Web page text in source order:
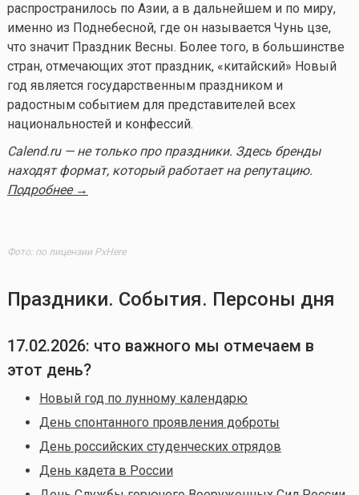
распространилось по Азии, а в дальнейшем и по миру,
именно из Поднебесной, где он называется Чунь цзе,
что значит Праздник Весны. Более того, в большинстве
стран, отмечающих этот праздник, «китайский» Новый
год является государственным праздником и
радостным событием для представителей всех
национальностей и конфессий.
Calend.ru — не только про праздники. Здесь бренды
находят формат, который работает на репутацию.
Подробнее →
Фото: по лицензии PxHere
Праздники. События. Персоны дня
17.02.2026: что важного мы отмечаем в
этот день?
Новый год по лунному календарю
День спонтанного проявления доброты
День российских студенческих отрядов
День кадета в России